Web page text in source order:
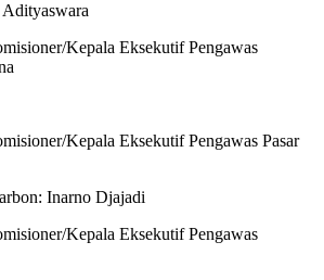
Kepala Eksekutif Pengawas
Kepala Eksekutif Pengawas Pasar
Inarno Djajadi
Kepala Eksekutif Pengawas